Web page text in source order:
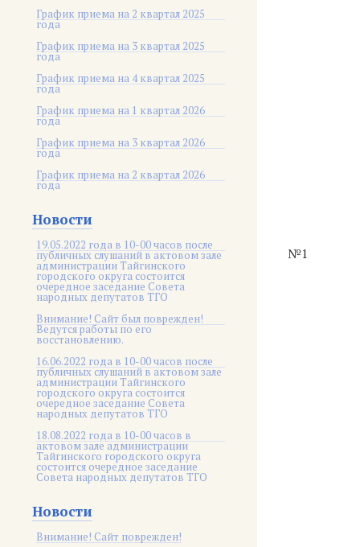
График приема на 2 квартал 2025
года
График приема на 3 квартал 2025
года
График приема на 4 квартал 2025
года
График приема на 1 квартал 2026
года
График приема на 3 квартал 2026
года
График приема на 2 квартал 2026
года
Новости
19.05.2022 года в 10-00 часов после
публичных слушаний в актовом зале
администрации Тайгинского
городского округа состоится
очередное заседание Совета
народных депутатов ТГО
Внимание! Сайт был поврежден!
Ведутся работы по его
восстановлению.
16.06.2022 года в 10-00 часов после
публичных слушаний в актовом зале
администрации Тайгинского
городского округа состоится
очередное заседание Совета
народных депутатов ТГО
18.08.2022 года в 10-00 часов в
актовом зале администрации
Тайгинского городского округа
состоится очередное заседание
Совета народных депутатов ТГО
Новости
Внимание! Сайт поврежден!
№1